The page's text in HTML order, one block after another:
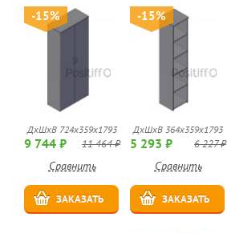
-15%
ДхШхВ 724х359х1793
9 744 ₽ 11 464 ₽
Сравнить
ЗАКАЗАТЬ
-15%
ДхШхВ 364х359х1793
5 293 ₽ 6 227 ₽
Сравнить
ЗАКАЗАТЬ